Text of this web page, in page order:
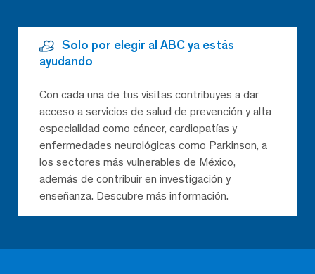
Solo por elegir al ABC ya estás
ayudando
Con cada una de tus visitas contribuyes a dar
acceso a servicios de salud de prevención y alta
especialidad como cáncer, cardiopatías y
enfermedades neurológicas como Parkinson, a
los sectores más vulnerables de México,
además de contribuir en investigación y
enseñanza. Descubre más información.